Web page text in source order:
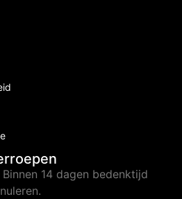
14 dagen bedenktijd